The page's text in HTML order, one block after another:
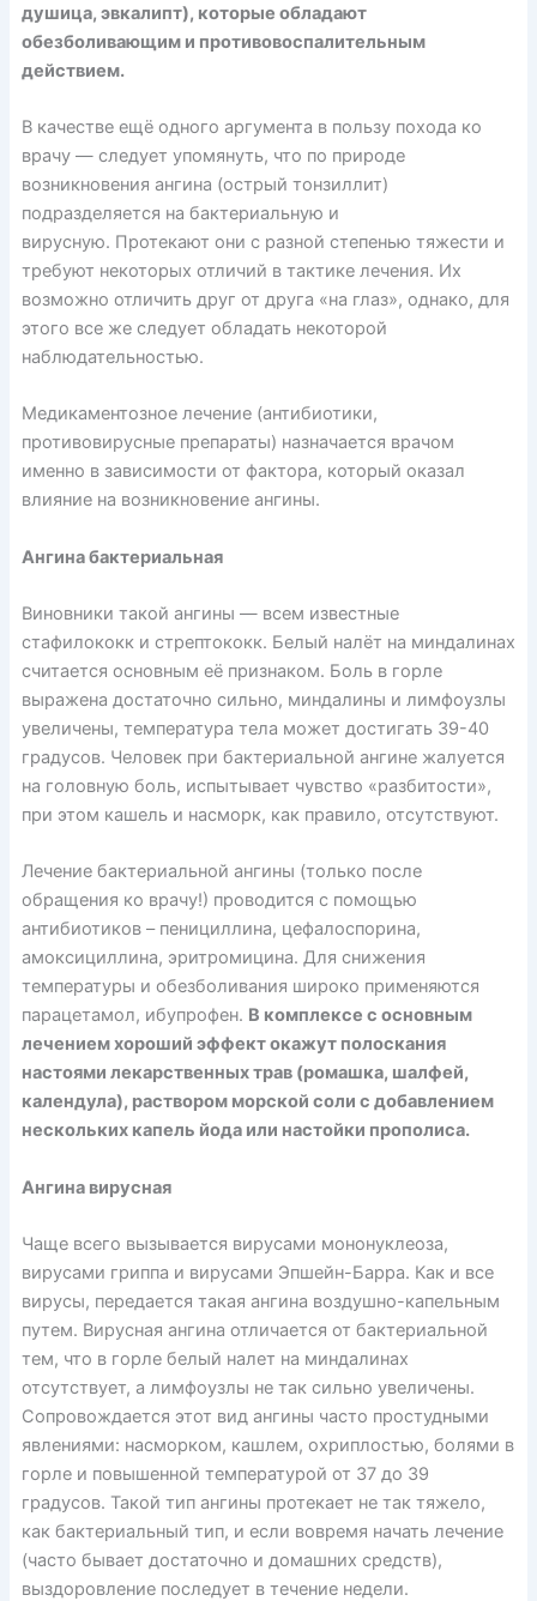
душица, эвкалипт), которые обладают
обезболивающим и противовоспалительным
действием.
В качестве ещё одного аргумента в пользу похода ко
врачу — следует упомянуть, что по природе
возникновения ангина (острый тонзиллит)
подразделяется на бактериальную и
вирусную. Протекают они с разной степенью тяжести и
требуют некоторых отличий в тактике лечения. Их
возможно отличить друг от друга «на глаз», однако, для
этого все же следует обладать некоторой
наблюдательностью.
Медикаментозное лечение (антибиотики,
противовирусные препараты) назначается врачом
именно в зависимости от фактора, который оказал
влияние на возникновение ангины.
Ангина бактериальная
Виновники такой ангины — всем известные
стафилококк и стрептококк. Белый налёт на миндалинах
считается основным её признаком. Боль в горле
выражена достаточно сильно, миндалины и лимфоузлы
увеличены, температура тела может достигать 39-40
градусов. Человек при бактериальной ангине жалуется
на головную боль, испытывает чувство «разбитости»,
при этом кашель и насморк, как правило, отсутствуют.
Лечение бактериальной ангины (только после
обращения ко врачу!) проводится с помощью
антибиотиков – пенициллина, цефалоспорина,
амоксициллина, эритромицина. Для снижения
температуры и обезболивания широко применяются
парацетамол, ибупрофен. В комплексе с основным
лечением хороший эффект окажут полоскания
настоями лекарственных трав (ромашка, шалфей,
календула), раствором морской соли с добавлением
нескольких капель йода или настойки прополиса.
Ангина вирусная
Чаще всего вызывается вирусами мононуклеоза,
вирусами гриппа и вирусами Эпшейн-Барра. Как и все
вирусы, передается такая ангина воздушно-капельным
путем. Вирусная ангина отличается от бактериальной
тем, что в горле белый налет на миндалинах
отсутствует, а лимфоузлы не так сильно увеличены.
Сопровождается этот вид ангины часто простудными
явлениями: насморком, кашлем, охриплостью, болями в
горле и повышенной температурой от 37 до 39
градусов. Такой тип ангины протекает не так тяжело,
как бактериальный тип, и если вовремя начать лечение
(часто бывает достаточно и домашних средств),
выздоровление последует в течение недели.